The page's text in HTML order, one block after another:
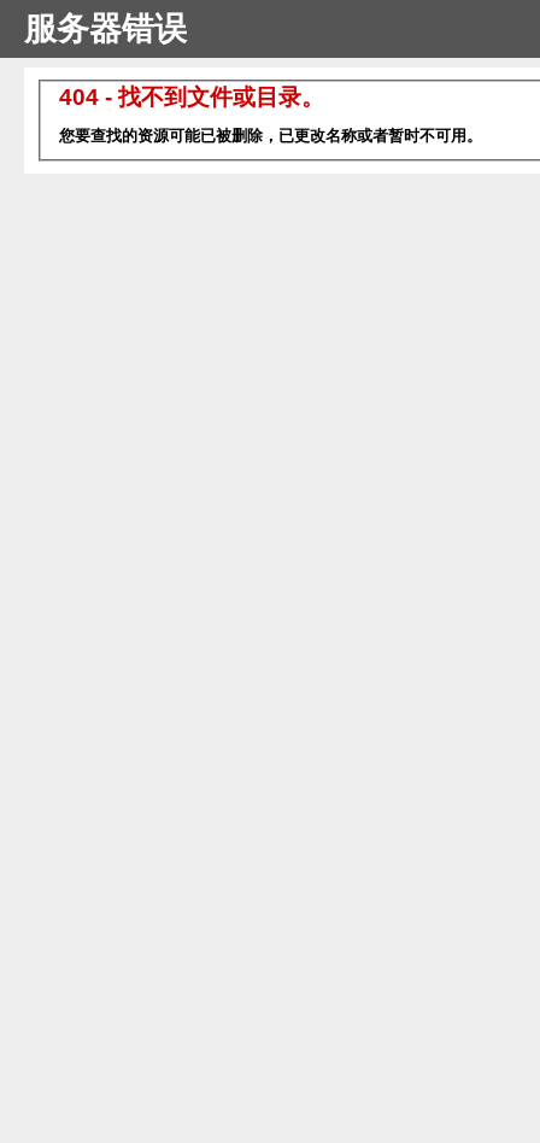
服务器错误
404 - 找不到文件或目录。
您要查找的资源可能已被删除，已更改名称或者暂时不可用。